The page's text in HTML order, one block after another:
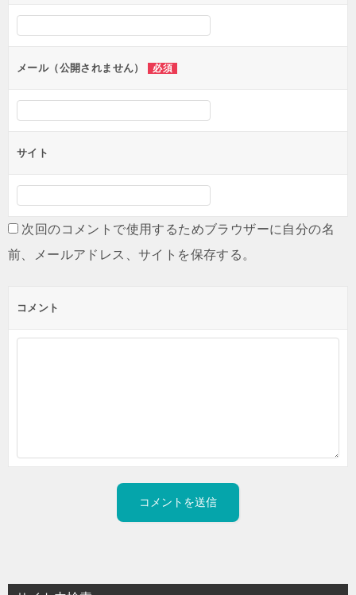
シ
ンメール（公開されません） 必須
サイト
次回のコメントで使用するためブラウザーに自分の名
前、メールアドレス、サイトを保存する。
コメント